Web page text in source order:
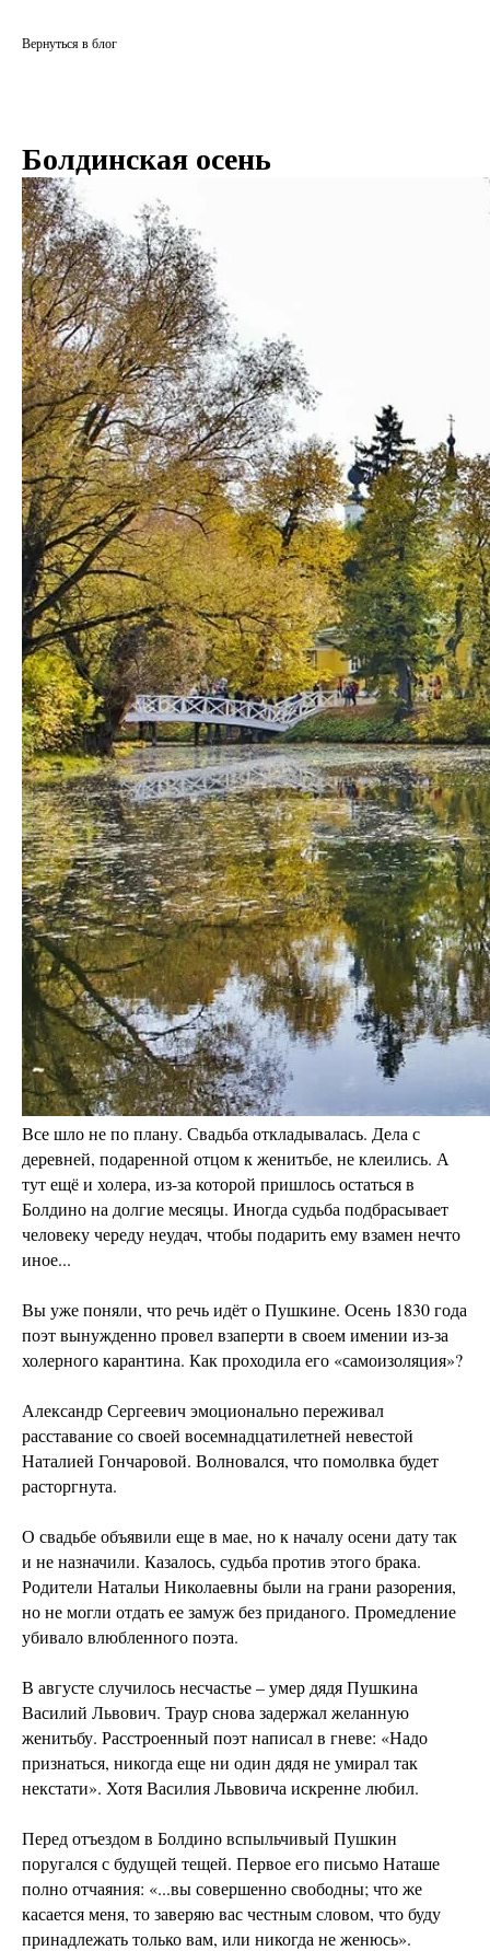
Вернуться в блог
Болдинская осень
Все шло не по плану. Свадьба откладывалась. Дела с
деревней, подаренной отцом к женитьбе, не клеились. А
тут ещё и холера, из-за которой пришлось остаться в
Болдино на долгие месяцы. Иногда судьба подбрасывает
человеку череду неудач, чтобы подарить ему взамен нечто
иное... ⠀
Вы уже поняли, что речь идёт о Пушкине. Осень 1830 года
поэт вынужденно провел взаперти в своем имении из-за
холерного карантина. Как проходила его «самоизоляция»?
Александр Сергеевич эмоционально переживал
расставание со своей восемнадцатилетней невестой
Наталией Гончаровой. Волновался, что помолвка будет
расторгнута. ⠀
О свадьбе объявили еще в мае, но к началу осени дату так
и не назначили. Казалось, судьба против этого брака.
Родители Натальи Николаевны были на грани разорения,
но не могли отдать ее замуж без приданого. Промедление
убивало влюбленного поэта. ⠀
В августе случилось несчастье – умер дядя Пушкина
Василий Львович. Траур снова задержал желанную
женитьбу. Расстроенный поэт написал в гневе: «Надо
признаться, никогда еще ни один дядя не умирал так
некстати». Хотя Василия Львовича искренне любил.
Перед отъездом в Болдино вспыльчивый Пушкин
поругался с будущей тещей. Первое его письмо Наташе
полно отчаяния: «...вы совершенно свободны; что же
касается меня, то заверяю вас честным словом, что буду
принадлежать только вам, или никогда не женюсь».